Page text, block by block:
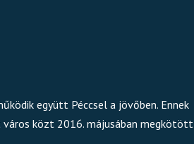
együtt Péccsel a jövőben. Ennek
közt 2016. májusában megkötött